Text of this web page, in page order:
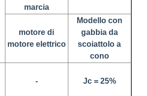
marcia
motore di
motore elettrico
Modello con
gabbia da
scoiattolo a
cono
- Jc = 25%